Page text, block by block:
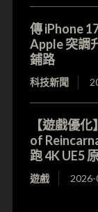
傳 iPhone
Apple 突調
鋪路
科技新聞
【遊戲優
of
跑 4K UE5
遊戲 2026-